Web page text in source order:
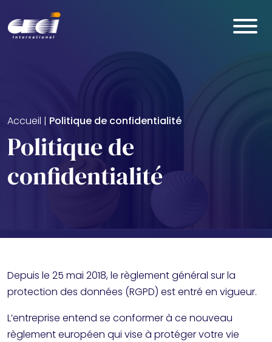
Accueil | Politique de confidentialité
Politique de
confidentialité
Depuis le 25 mai 2018, le règlement général sur la
protection des données (RGPD) est entré en vigueur.
L’entreprise entend se conformer à ce nouveau
règlement européen qui vise à protéger votre vie